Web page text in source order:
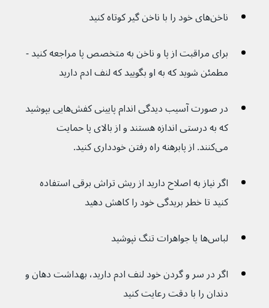
ناخن‌های خود را با ناخن گیر کوتاه کنید
برای مراقبت از پا و ناخن به متخصص پا مراجعه کنید -
مطمئن شوید که به او بگویید که لنف ادم دارید
در صورت آسیب دیدگی اندام پایینی کفش‌هایی بپوشید
که به درستی اندازه هستند و از بالای پا حمایت
می‌کنند. از پابرهنه راه رفتن خودداری کنید.
اگر نیاز به اصلاح دارید از ریش تراش برقی استفاده
کنید تا خطر بریدگی خود را کاهش دهید
لباس‌ها یا جواهرات تنگ نپوشید
اگر در سر و گردن خود لنف ادم دارید، بهداشت دهان و
دندان را با دقت رعایت کنید